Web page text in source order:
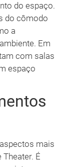
do espaço.
do cômodo
a
Em
com salas
espaço
mais
É